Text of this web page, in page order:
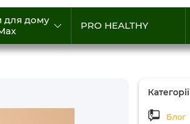
для дому
PRO HEALTHY
Категорії
Блог